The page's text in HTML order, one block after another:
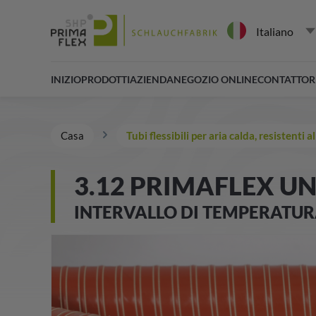
Italiano
INIZIOPRODOTTIAZIENDANEGOZIO ONLINECONTATTO
Casa Tubi flessibili per aria calda, resistenti
3.12 PRIMAFLEX
INTERVALLO DI